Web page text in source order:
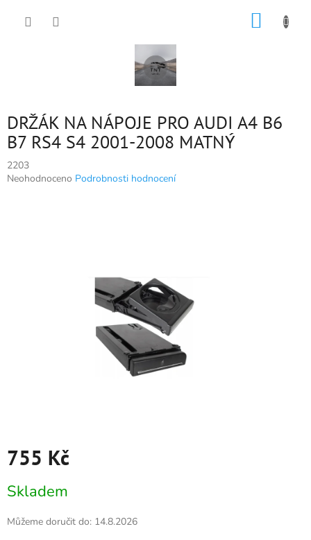
DRŽÁK NA NÁPOJE PRO AUDI A4 B6
B7 RS4 S4 2001-2008 MATNÝ
2203
Průměrné
Neohodnoceno Podrobnosti hodnocení
755 Kč
cena:
Skladem
Můžeme doručit do: 14.8.2026